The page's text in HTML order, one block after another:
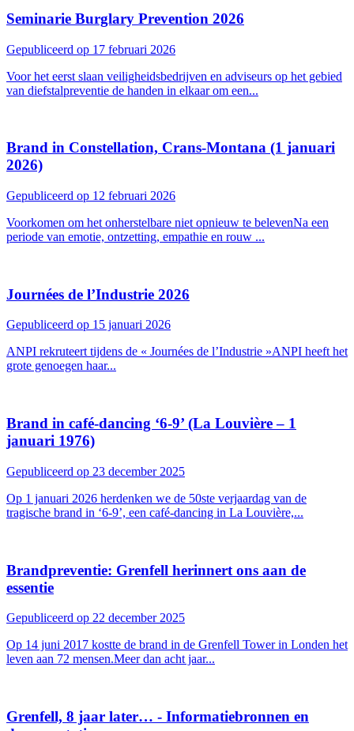
Seminarie Burglary Prevention 2026
Gepubliceerd op 17 februari 2026
Voor het eerst slaan veiligheidsbedrijven en adviseurs op het gebied
van diefstalpreventie de handen in elkaar om een...
Brand in Constellation, Crans-Montana (1 januari
2026)
Gepubliceerd op 12 februari 2026
Voorkomen om het onherstelbare niet opnieuw te belevenNa een
periode van emotie, ontzetting, empathie en rouw ...
Journées de l’Industrie 2026
Gepubliceerd op 15 januari 2026
ANPI rekruteert tijdens de « Journées de l’Industrie »ANPI heeft het
grote genoegen haar...
Brand in café-dancing ‘6-9’ (La Louvière – 1
januari 1976)
Gepubliceerd op 23 december 2025
Op 1 januari 2026 herdenken we de 50ste verjaardag van de
tragische brand in ‘6-9’, een café-dancing in La Louvière,...
Brandpreventie: Grenfell herinnert ons aan de
essentie
Gepubliceerd op 22 december 2025
Op 14 juni 2017 kostte de brand in de Grenfell Tower in Londen het
leven aan 72 mensen.Meer dan acht jaar...
Grenfell, 8 jaar later… - Informatiebronnen en